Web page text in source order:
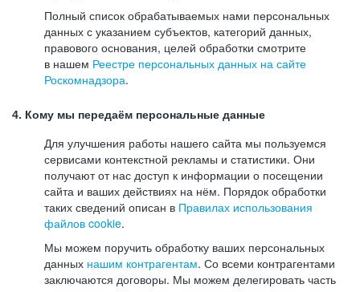
Полный список обрабатываемых нами персональных
данных с указанием субъектов, категорий данных,
правового основания, целей обработки смотрите
в нашем Реестре персональных данных на сайте
Роскомнадзора.
4. Кому мы передаём персональные данные
Для улучшения работы нашего сайта мы пользуемся
сервисами контекстной рекламы и статистики. Они
получают от нас доступ к информации о посещении
сайта и ваших действиях на нём. Порядок обработки
таких сведений описан в Правилах использования
файлов cookie.
Мы можем поручить обработку ваших персональных
данных нашим контрагентам. Со всеми контрагентами
заключаются договоры. Мы можем делегировать часть